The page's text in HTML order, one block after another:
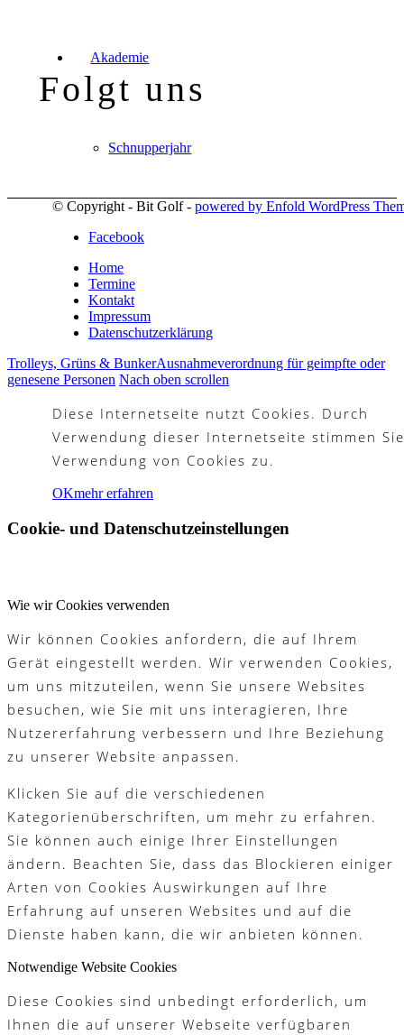
Akademie
Schnupperjahr
Platzreife
Golfregeln
Kurse
Folgt uns
© Copyright - Bit Golf - powered by Enfold WordPress
Facebook
Home
Termine
Kontakt
Impressum
Datenschutzerklärung
Trolleys, Grüns & BunkerAusnahmeverordnung für geimpfte oder
genesene Personen Nach oben scrollen
Diese Internetseite nutzt Cookies. Durch
Verwendung dieser Internetseite stimmen
Verwendung von Cookies zu.
OKmehr erfahren
Cookie- und Datenschutzeinstellungen
Wie wir Cookies verwenden
Wir können Cookies anfordern, die auf Ihrem
Gerät eingestellt werden. Wir verwenden Cookies,
um uns mitzuteilen, wenn Sie unsere Websites
besuchen, wie Sie mit uns interagieren, Ihre
Nutzererfahrung verbessern und Ihre Beziehung
zu unserer Website anpassen.
Klicken Sie auf die verschiedenen
Kategorienüberschriften, um mehr zu erfahren.
Sie können auch einige Ihrer Einstellungen
ändern. Beachten Sie, dass das Blockieren einiger
Arten von Cookies Auswirkungen auf Ihre
Erfahrung auf unseren Websites und auf die
Dienste haben kann, die wir anbieten können.
Notwendige Website Cookies
Diese Cookies sind unbedingt erforderlich, um
Ihnen die auf unserer Webseite verfügbaren